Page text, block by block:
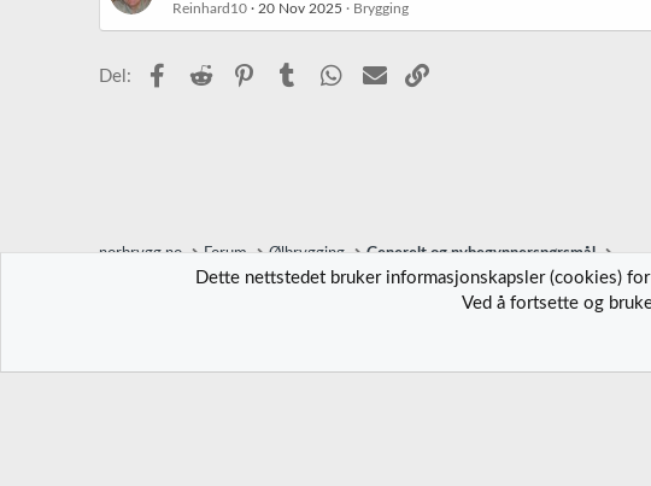
Reinhard10 20 Nov 2025 Brygging
Del: Facebook
Reddit PinterestTumblr WhatsApp
E-post
norbrygg.no Forum Ølbrygging Generelt og nybegynnerspørsmål
Dette nettstedet bruker informasjonskapsler (cookies)
Ved å fortsette og